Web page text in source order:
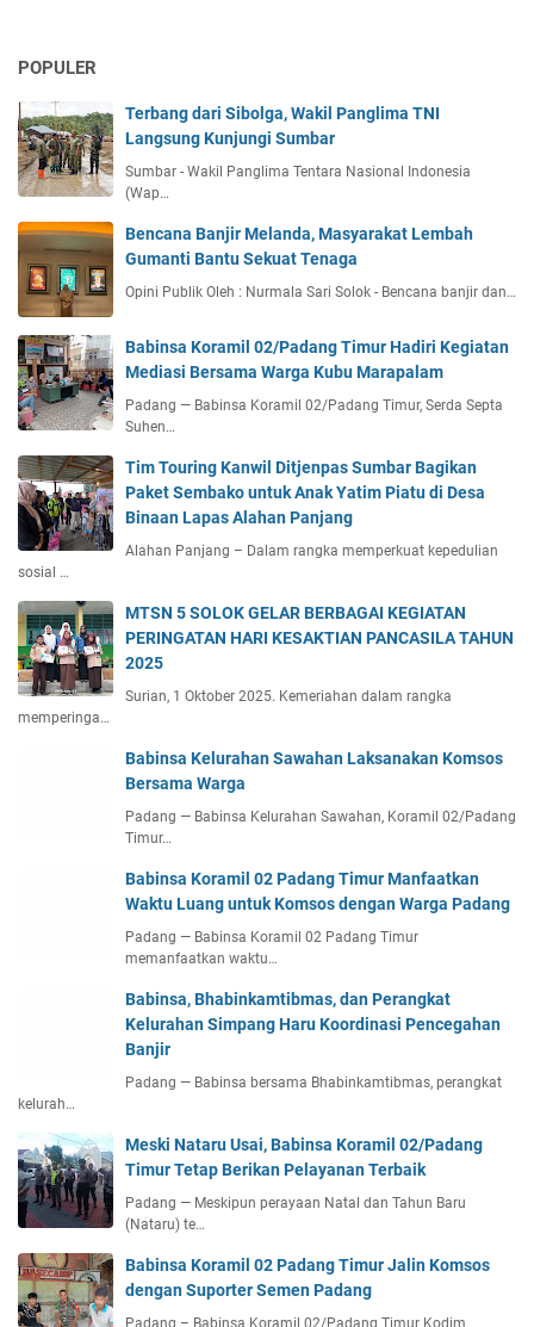
POPULER
Terbang dari Sibolga, Wakil Panglima TNI
Langsung Kunjungi Sumbar
Sumbar - Wakil Panglima Tentara Nasional Indonesia
(Wap…
Bencana Banjir Melanda, Masyarakat Lembah
Gumanti Bantu Sekuat Tenaga
Opini Publik Oleh : Nurmala Sari Solok - Bencana banjir dan…
Babinsa Koramil 02/Padang Timur Hadiri Kegiatan
Mediasi Bersama Warga Kubu Marapalam
Padang — Babinsa Koramil 02/Padang Timur, Serda Septa
Suhen…
Tim Touring Kanwil Ditjenpas Sumbar Bagikan
Paket Sembako untuk Anak Yatim Piatu di Desa
Binaan Lapas Alahan Panjang
Alahan Panjang – Dalam rangka memperkuat kepedulian
sosial …
MTSN 5 SOLOK GELAR BERBAGAI KEGIATAN
PERINGATAN HARI KESAKTIAN PANCASILA TAHUN
2025
Surian, 1 Oktober 2025. Kemeriahan dalam rangka
memperinga…
Babinsa Kelurahan Sawahan Laksanakan Komsos
Bersama Warga
Padang — Babinsa Kelurahan Sawahan, Koramil 02/Padang
Timur…
Babinsa Koramil 02 Padang Timur Manfaatkan
Waktu Luang untuk Komsos dengan Warga Padang
Padang — Babinsa Koramil 02 Padang Timur
memanfaatkan waktu…
Babinsa, Bhabinkamtibmas, dan Perangkat
Kelurahan Simpang Haru Koordinasi Pencegahan
Banjir
Padang — Babinsa bersama Bhabinkamtibmas, perangkat
kelurah…
Meski Nataru Usai, Babinsa Koramil 02/Padang
Timur Tetap Berikan Pelayanan Terbaik
Padang — Meskipun perayaan Natal dan Tahun Baru
(Nataru) te…
Babinsa Koramil 02 Padang Timur Jalin Komsos
dengan Suporter Semen Padang
Padang – Babinsa Koramil 02/Padang Timur Kodim